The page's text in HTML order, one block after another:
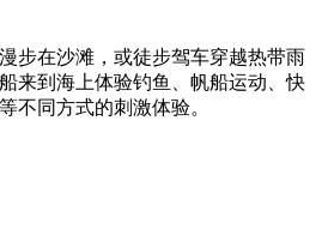
步在沙滩，或徒步驾车穿越热带雨
来到海上体验钓鱼、帆船运动、快
不同方式的刺激体验。